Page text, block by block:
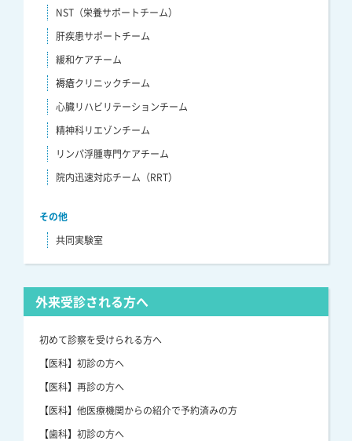
NST（栄養サポートチーム）
肝疾患サポートチーム
緩和ケアチーム
褥瘡クリニックチーム
心臓リハビリテーションチーム
精神科リエゾンチーム
リンパ浮腫専門ケアチーム
院内迅速対応チーム（RRT）
その他
共同実験室
外来受診される方へ
初めて診察を受けられる方へ
【医科】初診の方へ
【医科】再診の方へ
【医科】他医療機関からの紹介で予約済みの方
【歯科】初診の方へ